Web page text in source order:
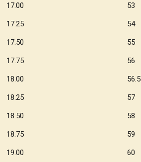
17.00 53
17.25 54
17.50 55
17.75 56
18.00 56.5
18.25 57
18.50 58
18.75 59
19.00 60